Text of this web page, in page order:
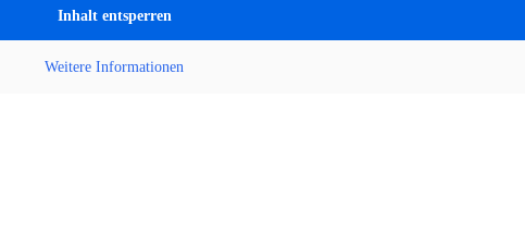
Inhalt entsperren
Weitere Informationen